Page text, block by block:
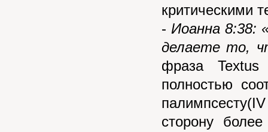
критическими
- Иоанна 8:38:
делаете то,
фраза
полностью
сторону